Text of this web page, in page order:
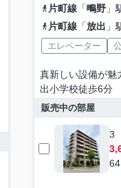
片町線「鴫野」
片町線「放出 」
エレベーター
真新しい設備が魅
出小学校徒歩6分
販売中の部屋
3